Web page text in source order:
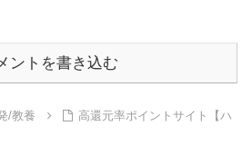
ントを書き込む
/教養
高還元率ポイントサイト【ハ